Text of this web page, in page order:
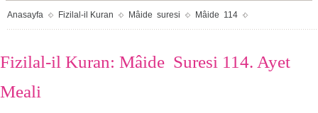
Anasayfa Fizilal-il Kuran Mâide suresi Mâide 114
Fizilal-il Kuran: Mâide Suresi 114. Ayet
Meali